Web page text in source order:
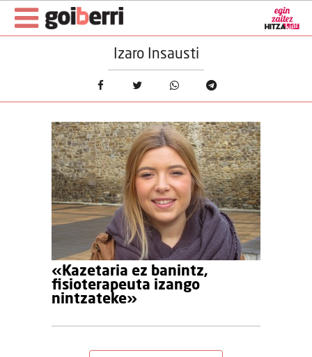
Izaro Insausti
«Kazetaria ez banintz,
fisioterapeuta izango
nintzateke»